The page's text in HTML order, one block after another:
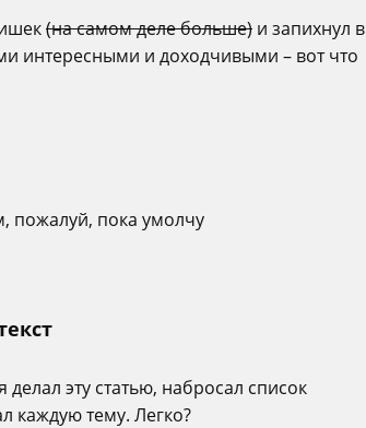
(на самом деле больше) и запихнул в
интересными и доходчивыми – вот что
пожалуй, пока умолчу
эту статью, набросал список
каждую тему. Легко?